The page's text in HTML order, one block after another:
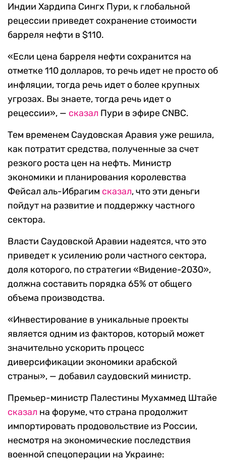
Индии Хардипа Сингх Пури, к глобальной
рецессии приведет сохранение стоимости
барреля нефти в $110.
«Если цена барреля нефти сохранится на
отметке 110 долларов, то речь идет не просто об
инфляции, тогда речь идет о более крупных
угрозах. Вы знаете, тогда речь идет о
рецессии», — сказал Пури в эфире CNBC.
Тем временем Саудовская Аравия уже решила,
как потратит средства, полученные за счет
резкого роста цен на нефть. Министр
экономики и планирования королевства
Фейсал аль-Ибрагим сказал, что эти деньги
пойдут на развитие и поддержку частного
сектора.
Власти Саудовской Аравии надеятся, что это
приведет к усилению роли частного сектора,
доля которого, по стратегии «Видение-2030»,
должна составить порядка 65% от общего
объема производства.
«Инвестирование в уникальные проекты
является одним из факторов, который может
значительно ускорить процесс
диверсификации экономики арабской
страны», — добавил саудовский министр.
Премьер-министр Палестины Мухаммед Штайе
сказал на форуме, что страна продолжит
импортировать продовольствие из России,
несмотря на экономические последствия
военной спецоперации на Украине: